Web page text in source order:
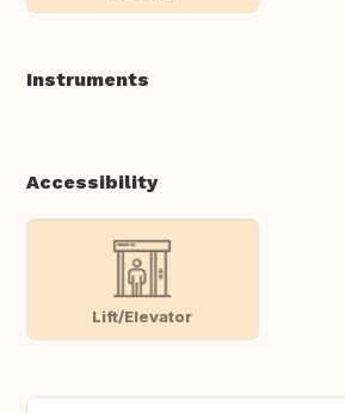
Instruments
Accessibility
Lift/Elevator